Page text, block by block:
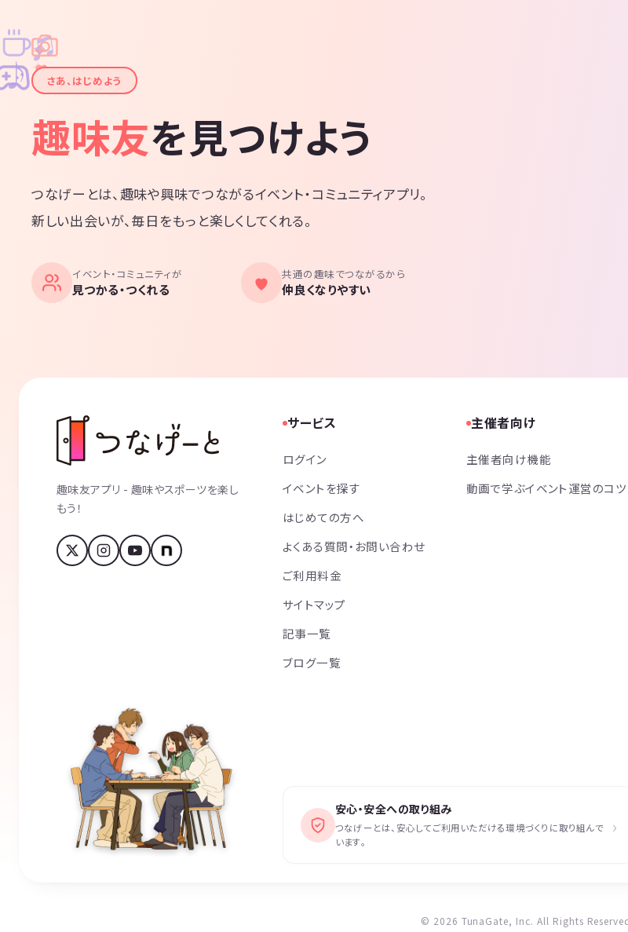
✦
✦
✧
✧
♪
♫
さあ、はじめよう
趣味友を見つけよう
つなげーとは、趣味や興味でつながるイベント・コミュニティアプリ。
新しい出会いが、毎日をもっと楽しくしてくれる。
イベント・コミュニティが
見つかる・つくれる
共通の趣味でつながるから
仲良くなりやすい
趣味友アプリ - 趣味やスポーツを楽し
もう！
サービス
ログイン
イベントを探す
はじめての方へ
よくある質問・お問い合わせ
ご利用料金
サイトマップ
記事一覧
ブログ一覧
主催者向け
主催者向け機能
動画で学ぶイベント運営のコツ
安心・安全への取り組み
つなげーとは、安心してご利用いただける環境づくりに取り組んで
います。
›
© 2026 TunaGate, Inc. All Rights